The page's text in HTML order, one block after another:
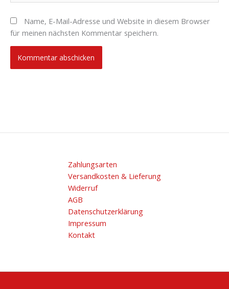
Name, E-Mail-Adresse und Website in diesem Browser
für meinen nächsten Kommentar speichern.
Zahlungsarten
Versandkosten & Lieferung
Widerruf
AGB
Datenschutzerklärung
Impressum
Kontakt